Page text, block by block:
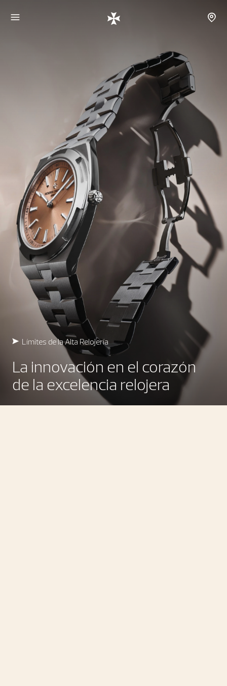
Límites de la Alta Relojería
La innovación en el corazón
de la excelencia relojera